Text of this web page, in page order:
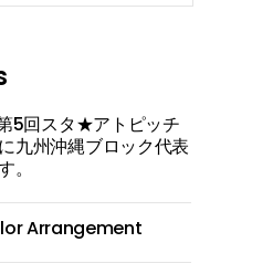
5回スタ★アトピッチ
九州沖縄ブロック代表
。
Arrangement